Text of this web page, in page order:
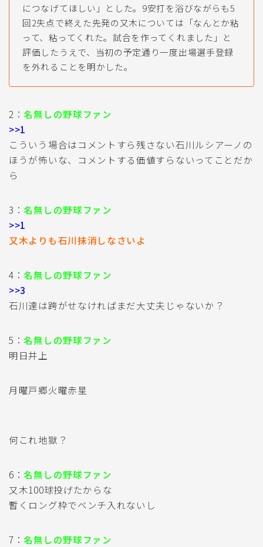
につなげてほしい」とした。9安打を浴びながらも5
回2失点で終えた先発の又木については「なんとか粘
って、粘ってくれた。試合を作ってくれました」と
評価したうえで、当初の予定通り一度出場選手登録
を外れることを明かした。
2： 名無しの野球ファン
>>1
こういう場合はコメントすら残さない石川ルシアーノの
ほうが怖いな、コメントする価値すらないってことだか
ら
3： 名無しの野球ファン
>>1
又木よりも石川抹消しなさいよ
4： 名無しの野球ファン
>>3
石川達は跨がせなければまだ大丈夫じゃないか？
5： 名無しの野球ファン
明日井上
月曜戸郷火曜赤星
何これ地獄？
6： 名無しの野球ファン
又木100球投げたからな
暫くロング枠でベンチ入れないし
7： 名無しの野球ファン